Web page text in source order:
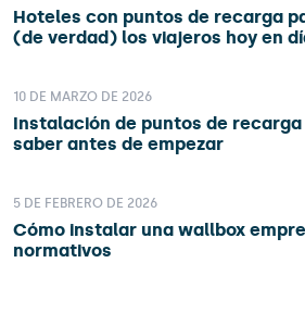
Hoteles con puntos de recarga
(de verdad) los viajeros hoy en
10 DE MARZO DE 2026
Instalación de puntos de
saber antes de empezar
5 DE FEBRERO DE 2026
Cómo instalar una wallbox
normativos